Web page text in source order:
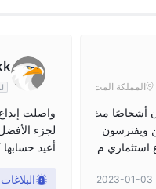
المملكة المت
أشخاصًا مث
ويفترسون
استثماري م
الله ، تمكن
2023-01-03
واصلت
لجزء
أعيد
البلاغات